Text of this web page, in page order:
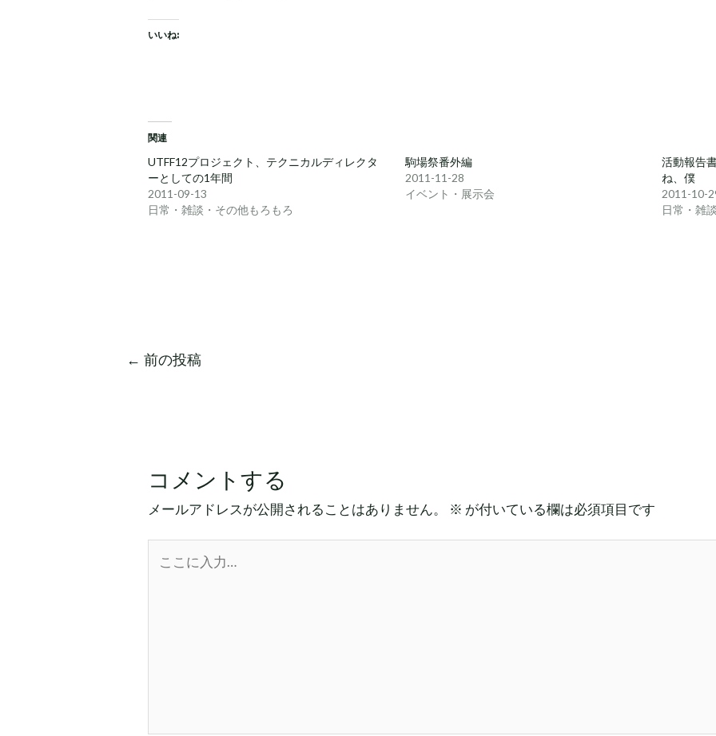
いいね:
関連
UTFF12プロジェクト、テクニカルディレクタ
ーとしての1年間
2011-09-13
日常・雑談・その他もろもろ
駒場祭番外編
2011-11-28
イベント・展示会
活動報告
ね、僕
2011-10-
日常・雑
← 前の投稿
コメントする
メールアドレスが公開されることはありません。 ※ が付いている欄は必須項目です
こ